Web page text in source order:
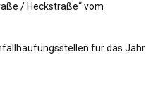
/ Heckstraße“ vom
für das Jahr